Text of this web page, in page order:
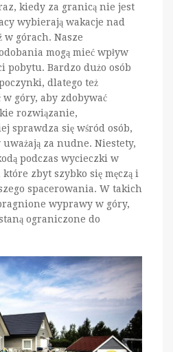
kiedy za granicą nie jest
wybierają wakacje nad
w górach. Nasze
mogą mieć wpływ
pobytu. Bardzo dużo osób
dlatego też
góry, aby zdobywać
rozwiązanie,
sprawdza się wśród osób,
za nudne. Niestety,
podczas wycieczki w
które zbyt szybko się męczą i
spacerowania. W takich
wyprawy w góry,
ograniczone do